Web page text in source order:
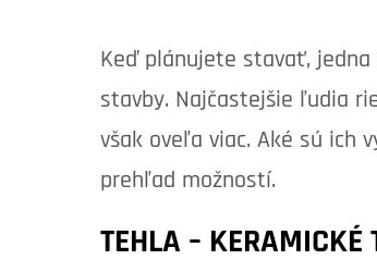
Keď plánujete stavať,
stavby. Najčastejšie ľudia
však oveľa viac. Aké sú ich
prehľad možností.
TEHLA – KERAMICKÉ